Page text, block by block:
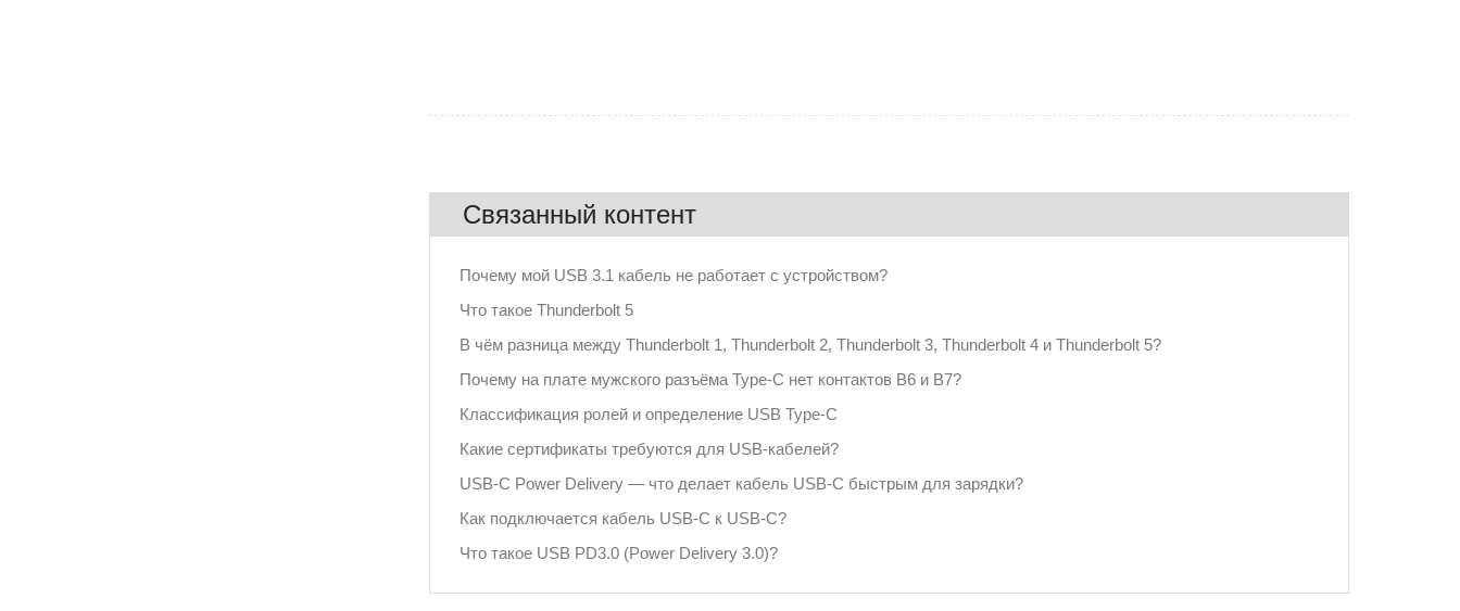
Связанный контент
Почему мой USB 3.1 кабель не работает с устройством?
Что такое Thunderbolt 5
В чём разница между Thunderbolt 1, Thunderbolt 2, Thunderbolt 3, Thunderbolt 4 и Thunderbolt 5?
Почему на плате мужского разъёма Type-C нет контактов B6 и B7?
Классификация ролей и определение USB Type-C
Какие сертификаты требуются для USB-кабелей?
USB-C Power Delivery — что делает кабель USB-C быстрым для зарядки?
Как подключается кабель USB-C к USB-C?
Что такое USB PD3.0 (Power Delivery 3.0)?